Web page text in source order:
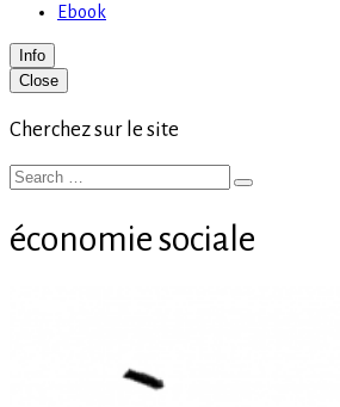
Ebook
Info
Primary
Sidebar
Close
Cherchez sur le site
Search
Search
économie sociale